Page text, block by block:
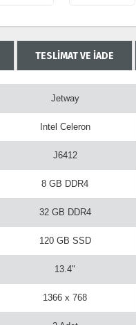
TESLİMAT VE İADE
Jetway
Intel Celeron
J6412
8 GB DDR4
32 GB DDR4
120 GB SSD
13.4"
1366 x 768